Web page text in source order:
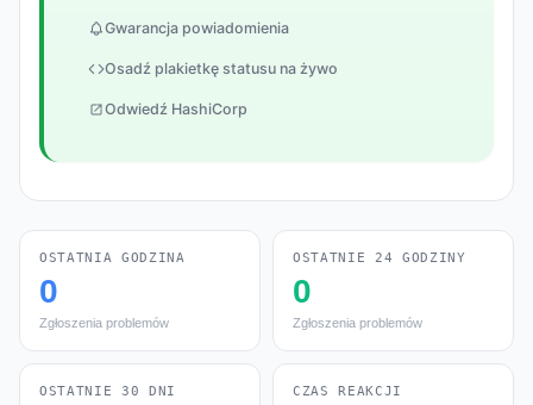
Gwarancja powiadomienia
Osadź plakietkę statusu na żywo
Odwiedź HashiCorp
OSTATNIA GODZINA
0
Zgłoszenia problemów
OSTATNIE 24 GODZINY
0
Zgłoszenia problemów
OSTATNIE 30 DNI CZAS REAKCJI